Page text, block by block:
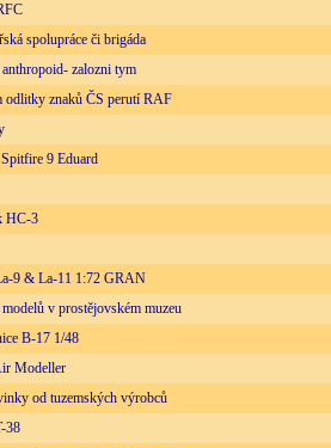
spolupráce či brigáda
anthropoid- zalozni tym
odlitky znaků ČS perutí RAF
9 Eduard
HC-3
9 & La-11 1:72 GRAN
v prostějovském muzeu
B-17 1/48
Modeller
od tuzemských výrobců
38